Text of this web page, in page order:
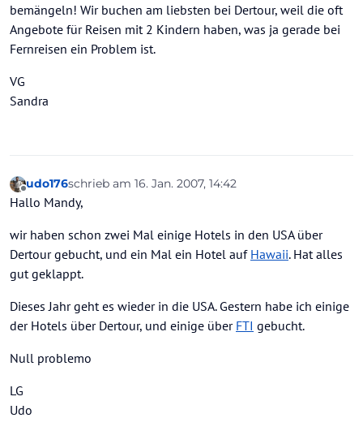
bemängeln! Wir buchen am liebsten bei Dertour, weil die oft
Angebote für Reisen mit 2 Kindern haben, was ja gerade bei
Fernreisen ein Problem ist.
VG
Sandra
Offline
udo176schrieb am 16. Jan. 2007, 14:42
zuletzt editiert von
Hallo Mandy,
wir haben schon zwei Mal einige Hotels in den USA über
Dertour gebucht, und ein Mal ein Hotel auf Hawaii. Hat alles
gut geklappt.
Dieses Jahr geht es wieder in die USA. Gestern habe ich einige
der Hotels über Dertour, und einige über FTI gebucht.
Null problemo
LG
Udo